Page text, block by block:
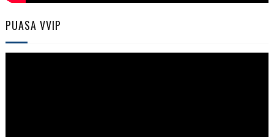
PUASA VVIP